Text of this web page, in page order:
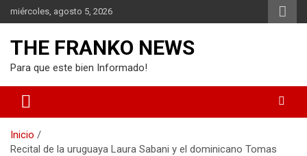
Saltar
al
miércoles, agosto 5, 2026
THE FRANKO NEWS
Para que este bien Informado!
Inicio
Recital de la uruguaya Laura Sabani y el dominicano Tomas